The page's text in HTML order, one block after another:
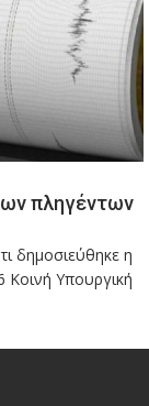
πληγέντων
δημοσιεύθηκε η
Κοινή Υπουργική